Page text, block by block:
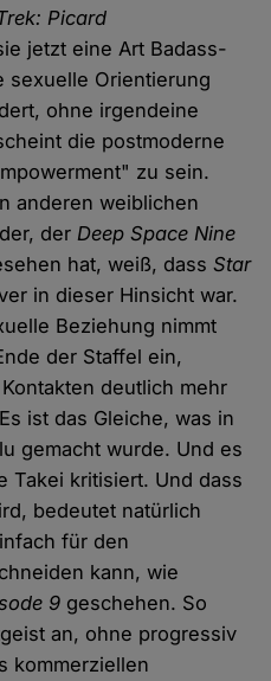
Picard
jetzt eine Art Badass-
sexuelle Orientierung
ohne irgendeine
die postmoderne
zu sein.
anderen weiblichen
der Deep Space Nine
hat, weiß, dassStar
in dieser Hinsicht war.
Beziehung nimmt
der Staffel ein,
deutlich mehr
ist das Gleiche, was in
gemacht wurde. Und es
Takei kritisiert. Und dass
bedeutet natürlich
für den
kann, wie
9 geschehen. So
an, ohne progressiv
kommerziellen